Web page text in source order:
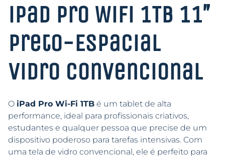
iPad Pro WiFi 1TB 11″
Preto-Espacial
Vidro Convencional
O iPad Pro Wi-Fi 1TB é um tablet de alta
performance, ideal para profissionais criativos,
estudantes e qualquer pessoa que precise de um
dispositivo poderoso para tarefas intensivas. Com
uma tela de vidro convencional, ele é perfeito para